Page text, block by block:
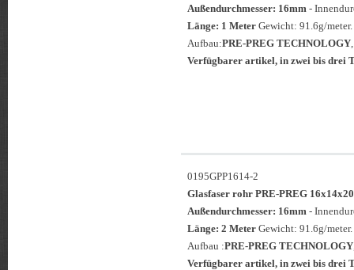
Außendurchmesser: 16mm -
Länge: 1 Meter Gewicht: 91.6g/meter.
Aufbau:PRE-PREG TECHNOLOGY
Verfügbarer artikel, in zwei bis drei
0195GPP1614-2
Glasfaser rohr PRE-PREG
Außendurchmesser: 16mm -
Länge: 2 Meter Gewicht: 91.6g/meter.
Aufbau :PRE-PREG TECHNOLOGY
Verfügbarer artikel, in zwei bis drei